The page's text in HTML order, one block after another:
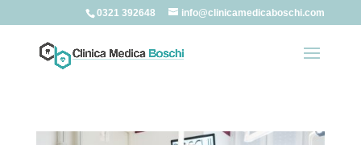
0321 392648 info@clinicamedicaboschi.com